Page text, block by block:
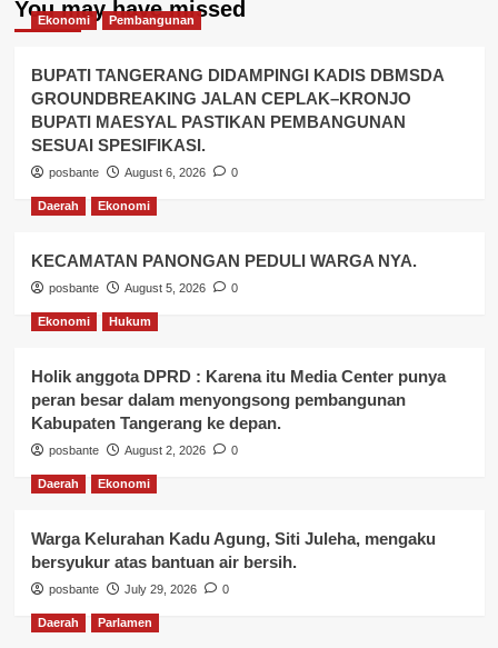
You may have missed
Ekonomi Pembangunan
BUPATI TANGERANG DIDAMPINGI KADIS DBMSDA
GROUNDBREAKING JALAN CEPLAK–KRONJO
BUPATI MAESYAL PASTIKAN PEMBANGUNAN
SESUAI SPESIFIKASI.
posbante August 6, 2026 0
Daerah Ekonomi
KECAMATAN PANONGAN PEDULI WARGA NYA.
posbante August 5, 2026 0
Ekonomi Hukum
Holik anggota DPRD : Karena itu Media Center punya
peran besar dalam menyongsong pembangunan
Kabupaten Tangerang ke depan.
posbante August 2, 2026 0
Daerah Ekonomi
Warga Kelurahan Kadu Agung, Siti Juleha, mengaku
bersyukur atas bantuan air bersih.
posbante July 29, 2026 0
Daerah Parlamen